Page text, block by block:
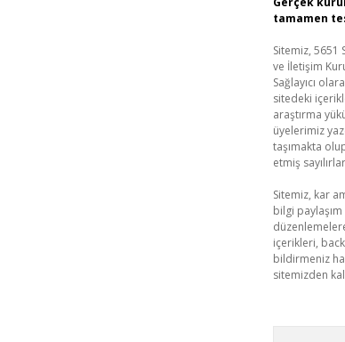
tamamen
Sitemiz, 5651
ve İletişim
Sağlayıcı
sitedeki
araştırma
üyelerimiz
taşımakta
etmiş
Sitemiz, kar
bilgi
içerikleri,
bildirmeniz
sitemizden